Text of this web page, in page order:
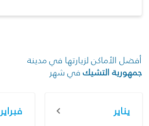
أفضل الأماكن لزيارتها في مدينة
جمهورية التشيك في شهر
يناير فبراير